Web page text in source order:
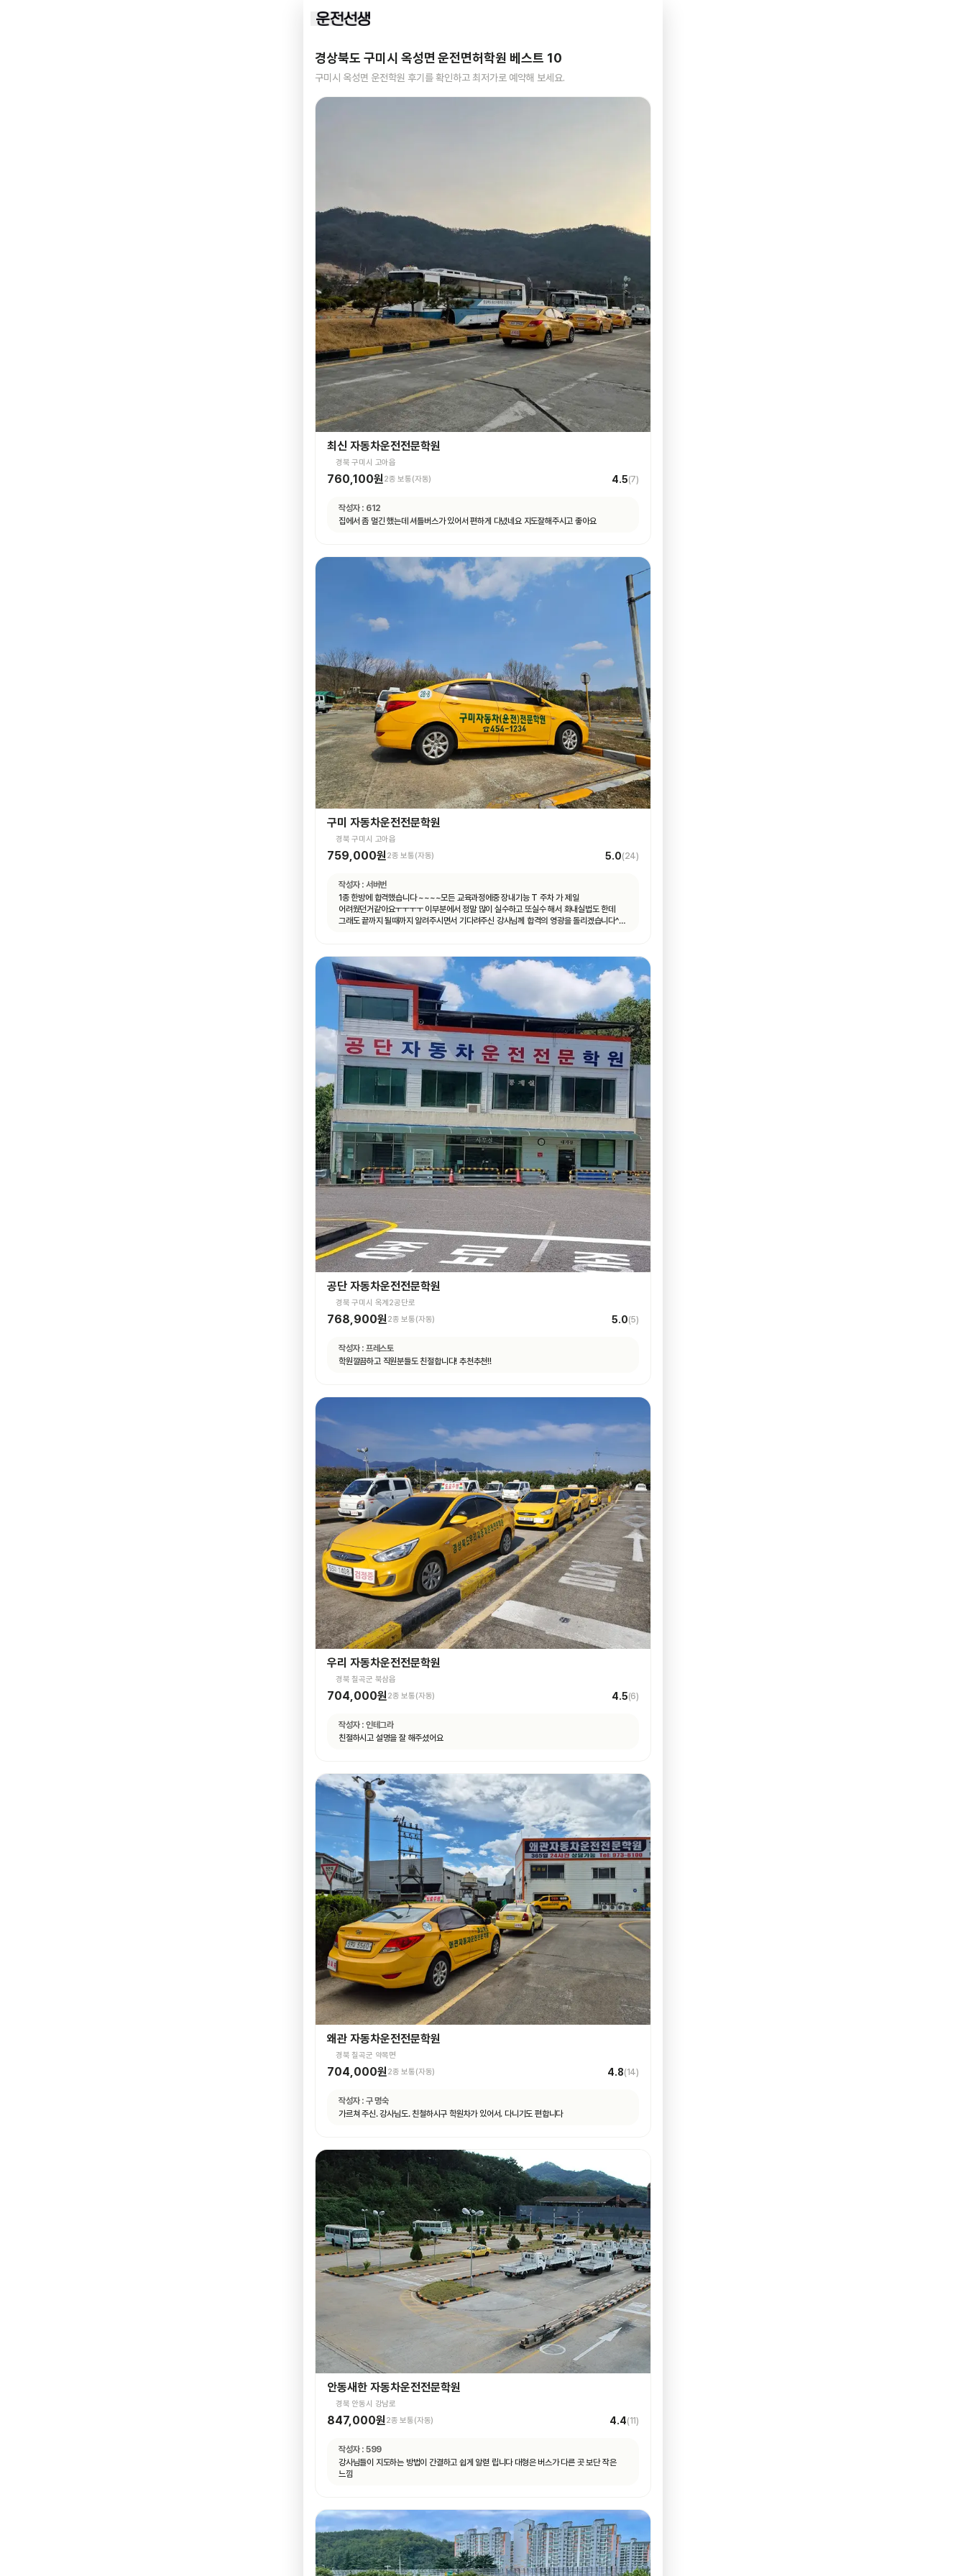
경상북도 구미시 옥성면 운전면허학원 베스트 10
구미시 옥성면 운전학원 후기를 확인하고 최저가로 예약해 보세요.
최신 자동차운전전문학원
경북 구미시 고아읍
760,100원2종 보통(자동) 4.5(7)
작성자 : 612
집에서 좀 멀긴 했는데 셔틀버스가 있어서 편하게 다녔네요 지도잘해주시고 좋아요
구미 자동차운전전문학원
경북 구미시 고아읍
759,000원 2종 보통(자동) 5.0(24)
작성자 : 서버번
1종 한방에 합격했습니다 ~~~~모든 교육과정에중 장내기능 T 주차 가 제일
어려웠던거같아요ㅜㅜㅜㅜ 이부분에서 정말 많이 실수하고 또실수 해서 화내실법도 한데
그래도 끝까지 될때까지 알려주시면서 기다려주신 강사님께 합격의 영광을 돌리겠습니다^^
공단 자동차운전전문학원
경북 구미시 옥계2공단로
768,900원2종 보통(자동) 5.0(5)
작성자 : 프레스토
학원깔끔하고 직원분들도 친절합니다! 추천추천!!
우리 자동차운전전문학원
경북 칠곡군 북삼읍
704,000원 2종 보통(자동) 4.5(6)
작성자 : 인테그라
친절하시고 설명을 잘 해주셨어요
왜관 자동차운전전문학원
경북 칠곡군 약목면
704,000원2종 보통(자동) 4.8(14)
작성자 : 구 명숙
가르쳐 주신. 강사님도. 친철하시구 학원차가 있어서. 다니기도 편합니다
안동새한 자동차운전전문학원
경북 안동시 강남로
847,000원2종 보통(자동) 4.4(11)
작성자 : 599
강사님들이 지도하는 방법이 간결하고 쉽게 알렫 립니다 대형은 버스가 다른 곳 보단 작은
느낌